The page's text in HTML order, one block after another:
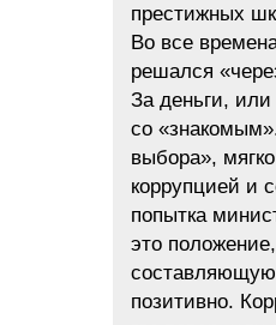
престижных
Во все
решался
За деньги,
со
выбора»,
коррупцией и
попытка
это
позитивно.